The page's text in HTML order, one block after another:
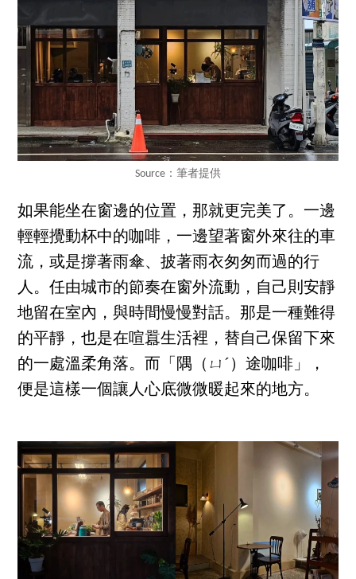
Source：筆者提供
如果能坐在窗邊的位置，那就更完美了。一邊
輕輕攪動杯中的咖啡，一邊望著窗外來往的車
流，或是撐著雨傘、披著雨衣匆匆而過的行
人。任由城市的節奏在窗外流動，自己則安靜
地留在室內，與時間慢慢對話。那是一種難得
的平靜，也是在喧囂生活裡，替自己保留下來
的一處溫柔角落。而「隅（ㄩˊ）途咖啡」，
便是這樣一個讓人心底微微暖起來的地方。